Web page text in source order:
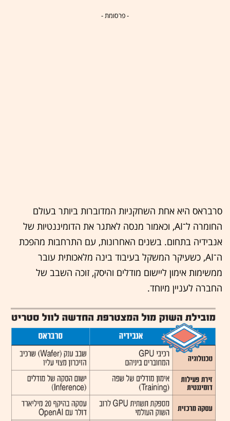
- פרסומת -
סרבראס היא אחת השחקניות המדוברות ביותר בעולם
החומרה ל־AI, וכאמור מנסה לאתגר את הדומיננטיות של
אנבידיה בתחום. בשנים האחרונות, עם התרחבות מהפכת
ה־AI, כשעיקר המשקל בעיבוד בינה מלאכותית עובר
ממשימות אימון ליישום מודלים והיסק, זוכה השבב של
החברה לעניין מיוחד.